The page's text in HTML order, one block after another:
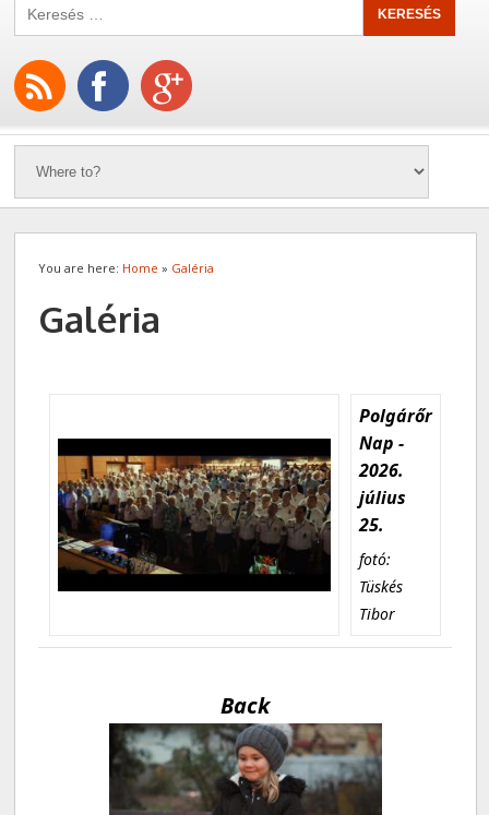
You are here: Home » Galéria
Galéria
Polgárőr
Nap -
2026.
július
25.
fotó:
Tüskés
Tibor
Back